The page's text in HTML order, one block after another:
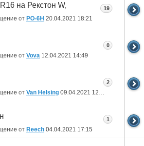
на Рекстон W,
от РО-6Н 20.04.2021 18:21
19
от Vova 12.04.2021 14:49
0
от Van Helsing 09.04.2021 12:44
2
от Reech 04.04.2021 17:15
1